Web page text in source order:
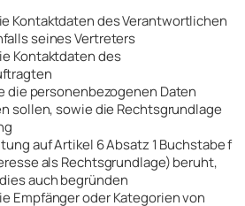
Kontaktdaten des Verantwortlichen
seines Vertreters
Kontaktdaten des
die personenbezogenen Daten
sollen, sowie die Rechtsgrundlage
auf Artikel 6 Absatz 1 Buchstabe f
als Rechtsgrundlage) beruht,
auch begründen
Empfänger oder Kategorien von